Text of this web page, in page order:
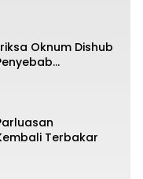
Oknum Dishub
Parkir
Terbakar